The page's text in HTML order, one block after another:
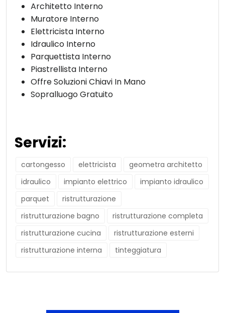
Architetto Interno
Muratore Interno
Elettricista Interno
Idraulico Interno
Parquettista Interno
Piastrellista Interno
Offre Soluzioni Chiavi In Mano
Sopralluogo Gratuito
Servizi:
cartongesso elettricista
geometra architetto
idraulico
impianto elettrico
impianto idraulico
parquet
ristrutturazione
ristrutturazione bagno
ristrutturazione completa
ristrutturazione cucina
ristrutturazione esterni
ristrutturazione interna
tinteggiatura